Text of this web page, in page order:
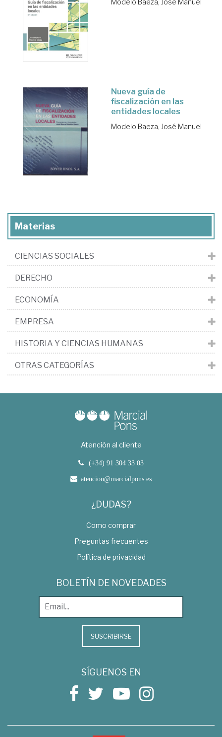
Nueva guía de
fiscalización en las
entidades locales
Modelo Baeza, José Manuel
Materias
CIENCIAS SOCIALES
DERECHO
ECONOMÍA
EMPRESA
HISTORIA Y CIENCIAS HUMANAS
OTRAS CATEGORÍAS
Atención al cliente
(+34) 91 304 33 03
atencion@marcialpons.es
¿DUDAS?
Como comprar
Preguntas frecuentes
Política de privacidad
BOLETÍN DE NOVEDADES
SUSCRIBIRSE
SÍGUENOS EN